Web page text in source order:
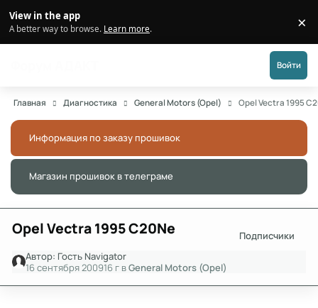
View in the app
A better way to browse. Learn more. ×
Войти
Главная Диагностика General Motors (Opel) Opel Vectra 1995
Информация по заказу прошивок
Магазин прошивок в телеграме
Opel Vectra 1995 C20Ne
Подписчики
Автор: Гость Navigator
16 сентября 200916 г вGeneral Motors (Opel)